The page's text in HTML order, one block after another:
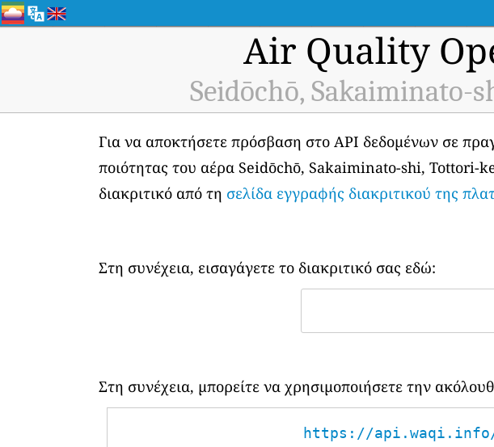
Air Quality
Seidōchō, Sakaiminato-
Για να αποκτήσετε πρόσβαση στο API δεδομένων σε
ποιότητας του αέρα Seidōchō, Sakaiminato-shi, Tottori-
διακριτικό από τη σελίδα εγγραφής διακριτικού της
Στη συνέχεια, εισαγάγετε το διακριτικό σας εδώ:
Στη συνέχεια, μπορείτε να χρησιμοποιήσετε την
https://api.waqi.info/